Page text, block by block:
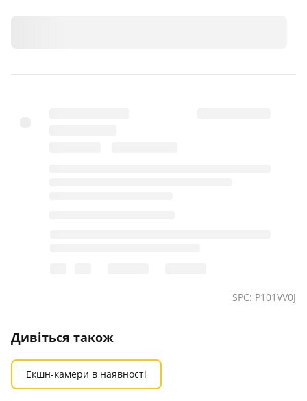
SPC: P101VV0J
Дивіться також
Екшн-камери в наявності